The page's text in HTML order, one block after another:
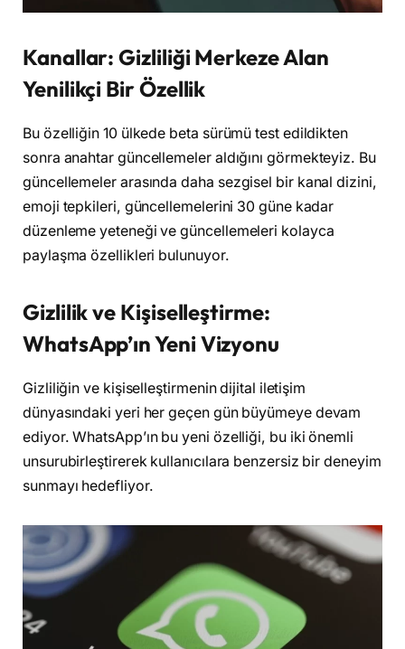
Kanallar: Gizliliği Merkeze Alan
Yenilikçi Bir Özellik
Bu özelliğin 10 ülkede beta sürümü test edildikten
sonra anahtar güncellemeler aldığını görmekteyiz. Bu
güncellemeler arasında daha sezgisel bir kanal dizini,
emoji tepkileri, güncellemelerini 30 güne kadar
düzenleme yeteneği ve güncellemeleri kolayca
paylaşma özellikleri bulunuyor.
Gizlilik ve Kişiselleştirme:
WhatsApp’ın Yeni Vizyonu
Gizliliğin ve kişiselleştirmenin dijital iletişim
dünyasındaki yeri her geçen gün büyümeye devam
ediyor. WhatsApp’ın bu yeni özelliği, bu iki önemli
unsurubirleştirerek kullanıcılara benzersiz bir deneyim
sunmayı hedefliyor.